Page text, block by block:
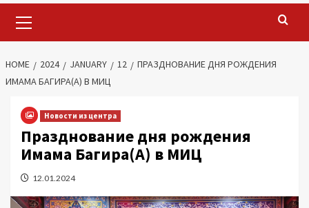
Menu
HOME 2024 JANUARY 12
ПРАЗДНОВАНИЕ ДНЯ РОЖДЕНИЯ
ИМАМА БАГИРА(А) В МИЦ
Новости из центра
Празднование дня рождения
Имама Багира(А) в МИЦ
12.01.2024